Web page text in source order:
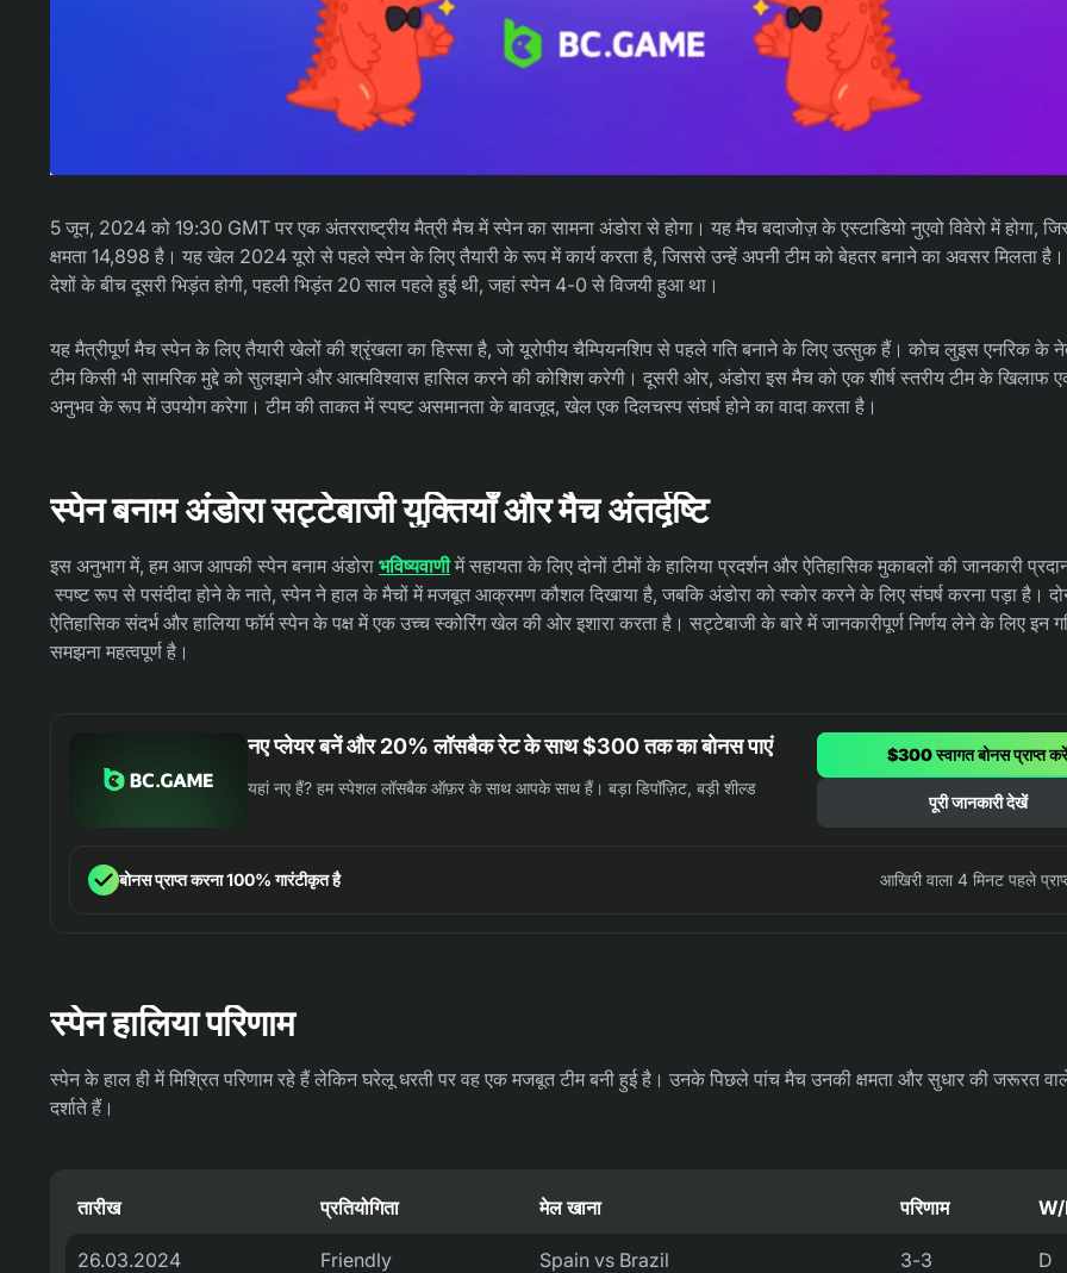
5 जून, 2024 को 19:30 GMT पर एक अंतरराष्ट्रीय मैत्री मैच में स्पेन का सामना अंडोरा से होगा। यह मैच बदाजोज़ के एस्टाडियो नुएवो विवेरो में होगा,
क्षमता 14,898 है। यह खेल 2024 यूरो से पहले स्पेन के लिए तैयारी के रूप में कार्य करता है, जिससे उन्हें अपनी टीम को बेहतर बनाने का अवसर मिलता है।
देशों के बीच दूसरी भिड़ंत होगी, पहली भिड़ंत 20 साल पहले हुई थी, जहां स्पेन 4-0 से विजयी हुआ था।
यह मैत्रीपूर्ण मैच स्पेन के लिए तैयारी खेलों की श्रृंखला का हिस्सा है, जो यूरोपीय चैम्पियनशिप से पहले गति बनाने के लिए उत्सुक हैं। कोच लुइस एनरिक के
टीम किसी भी सामरिक मुद्दे को सुलझाने और आत्मविश्वास हासिल करने की कोशिश करेगी। दूसरी ओर, अंडोरा इस मैच को एक शीर्ष स्तरीय टीम के खिलाफ
अनुभव के रूप में उपयोग करेगा। टीम की ताकत में स्पष्ट असमानता के बावजूद, खेल एक दिलचस्प संघर्ष होने का वादा करता है।
स्पेन बनाम अंडोरा सट्टेबाजी युक्तियाँ और मैच अंतर्दृष्टि
इस अनुभाग में, हम आज आपकी स्पेन बनाम अंडोरा भविष्यवाणीमें सहायता के लिए दोनों टीमों के हालिया प्रदर्शन और ऐतिहासिक मुकाबलों की जानकारी
स्पष्ट रूप से पसंदीदा होने के नाते, स्पेन ने हाल के मैचों में मजबूत आक्रमण कौशल दिखाया है, जबकि अंडोरा को स्कोर करने के लिए संघर्ष करना पड़ा है।
ऐतिहासिक संदर्भ और हालिया फॉर्म स्पेन के पक्ष में एक उच्च स्कोरिंग खेल की ओर इशारा करता है। सट्टेबाजी के बारे में जानकारीपूर्ण निर्णय लेने के लिए इन
समझना महत्वपूर्ण है।
नए प्लेयर बनें और 20% लॉसबैक रेट के साथ $300 तक का बोनस पाएं
यहां नए हैं? हम स्पेशल लॉसबैक ऑफ़र के साथ आपके साथ हैं। बड़ा डिपॉज़िट, बड़ी शील्ड
$300 स्वागत बोनस प्राप्त करें
पूरी जानकारी देखें
बोनस प्राप्त करना 100% गारंटीकृत है आखिरी वाला 4 मिनट पहले
स्पेन हालिया परिणाम
स्पेन के हाल ही में मिश्रित परिणाम रहे हैं लेकिन घरेलू धरती पर वह एक मजबूत टीम बनी हुई है। उनके पिछले पांच मैच उनकी क्षमता और सुधार की जरूरत वाले
दर्शाते हैं।
तारीख प्रतियोगिता मेल खाना परिणाम
26.03.2024 Friendly Spain vs Brazil 3-3 D